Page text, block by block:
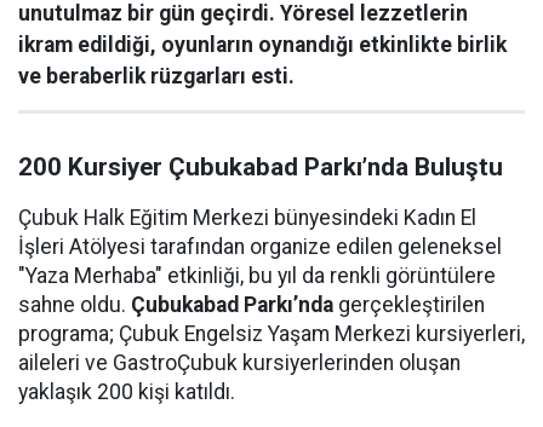
unutulmaz bir gün geçirdi. Yöresel lezzetlerin
ikram edildiği, oyunların oynandığı etkinlikte birlik
ve beraberlik rüzgarları esti.
200 Kursiyer Çubukabad Parkı’nda Buluştu
Çubuk Halk Eğitim Merkezi bünyesindeki Kadın El
İşleri Atölyesi tarafından organize edilen geleneksel
"Yaza Merhaba" etkinliği, bu yıl da renkli görüntülere
sahne oldu. Çubukabad Parkı’nda gerçekleştirilen
programa; Çubuk Engelsiz Yaşam Merkezi kursiyerleri,
aileleri ve GastroÇubuk kursiyerlerinden oluşan
yaklaşık 200 kişi katıldı.